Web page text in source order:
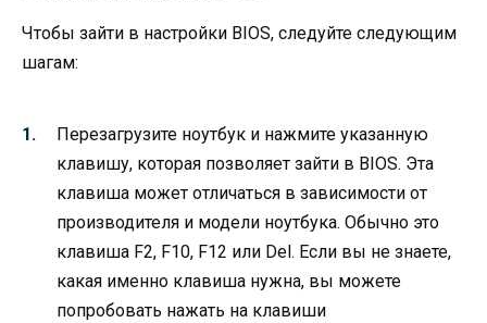
Чтобы зайти в настройки BIOS, следуйте следующим
шагам:
Перезагрузите ноутбук и нажмите указанную
клавишу, которая позволяет зайти в BIOS. Эта
клавиша может отличаться в зависимости от
производителя и модели ноутбука. Обычно это
клавиша F2, F10, F12 или Del. Если вы не знаете,
какая именно клавиша нужна, вы можете
попробовать нажать на клавиши